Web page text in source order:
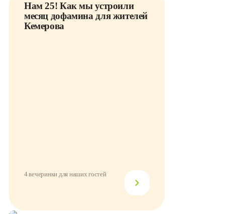
Нам 25! Как мы устроили
месяц дофамина для жителей
Кемерова
4 вечеринки для наших гостей